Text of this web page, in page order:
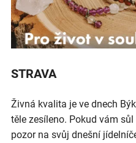
STRAVA
Živná kvalita je ve dnech
těle zesíleno. Pokud vám
pozor na svůj dnešní